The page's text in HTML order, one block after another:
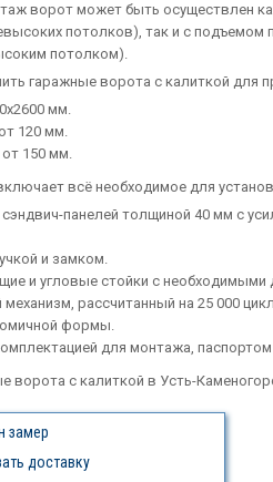
ворот может быть осуществлен
потолков), так и с подъемом
потолком).
гаражные ворота с калиткой
мм.
120 мм.
150 мм.
всё необходимое для
панелей толщиной 40 мм с
и замком.
и угловые стойки с необходимыми
рассчитанный на 25 000
формы.
для монтажа,
ворота с калиткой в Усть-
замер
доставку